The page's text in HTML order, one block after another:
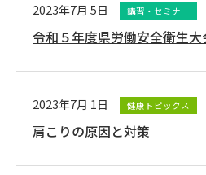
2023年7月 5日 講習・セミナー
令和５年度県労働安全衛生大
2023年7月 1日 健康トピックス
肩こりの原因と対策